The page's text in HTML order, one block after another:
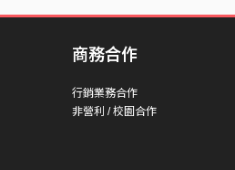
商務合作
行銷業務合作
非營利 / 校園合作